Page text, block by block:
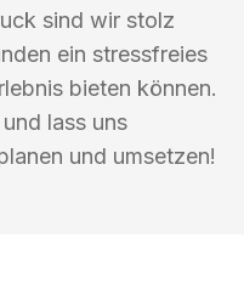
sind wir stolz
ein stressfreies
bieten können.
lass uns
und umsetzen!